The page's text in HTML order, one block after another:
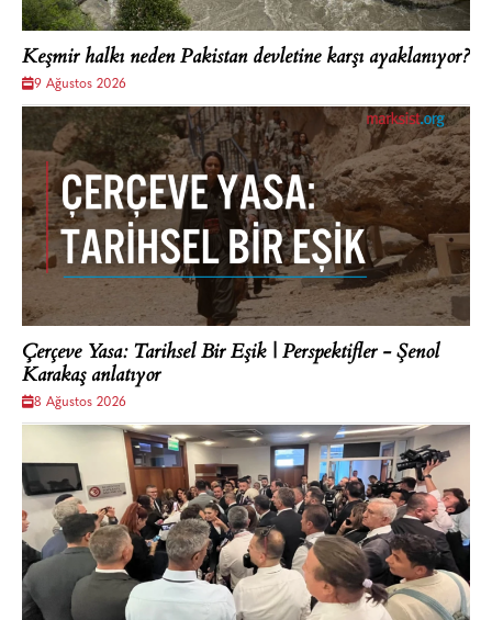
Keşmir halkı neden Pakistan devletine karşı ayaklanıyor?
9 Ağustos 2026
Çerçeve Yasa: Tarihsel Bir Eşik | Perspektifler - Şenol
Karakaş anlatıyor
8 Ağustos 2026